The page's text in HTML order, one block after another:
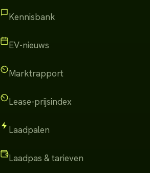
Kennisbank
EV-nieuws
Marktrapport
Lease-prijsindex
Laadpalen
Laadpas & tarieven